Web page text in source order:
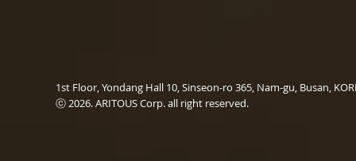
1st Floor, Yondang Hall 10, Sinseon-ro 365, Nam-gu, Busan,
ⓒ 2026. ARITOUS Corp. all right reserved.